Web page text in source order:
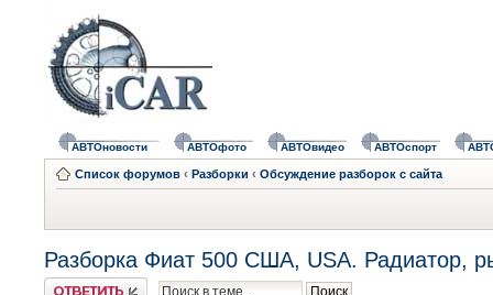
АВТОновости АВТОфото АВТОвидео АВТОспорт
Список форумов ‹ Разборки ‹ Обсуждение разборок с сайта
Разборка Фиат 500 США, USA. Радиатор,
Ответить